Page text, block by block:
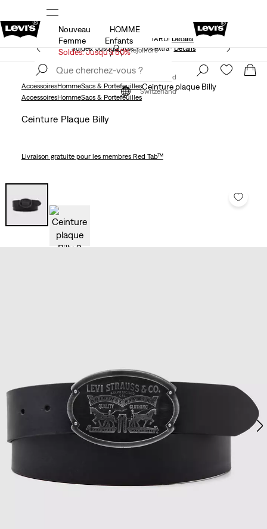
KLARNA: ACHETEZ MAINTENANT ET PAYEZ PLUS
TARD! Détails
Rejoindre
Switzerland
Nouveau
HOMME
Femme
Enfants
Soldes: Jusqu’à 50%
Soldes: Jusqu’à 50% + 10% extra* Détails
maintenant
Switzerland
AccessoiresHommeSacs & PortefeuillesCeinture plaque Billy
AccessoiresHommeSacs & Portefeuilles
Ceinture Plaque Billy
Livraison gratuitepour les membres Red Tab™